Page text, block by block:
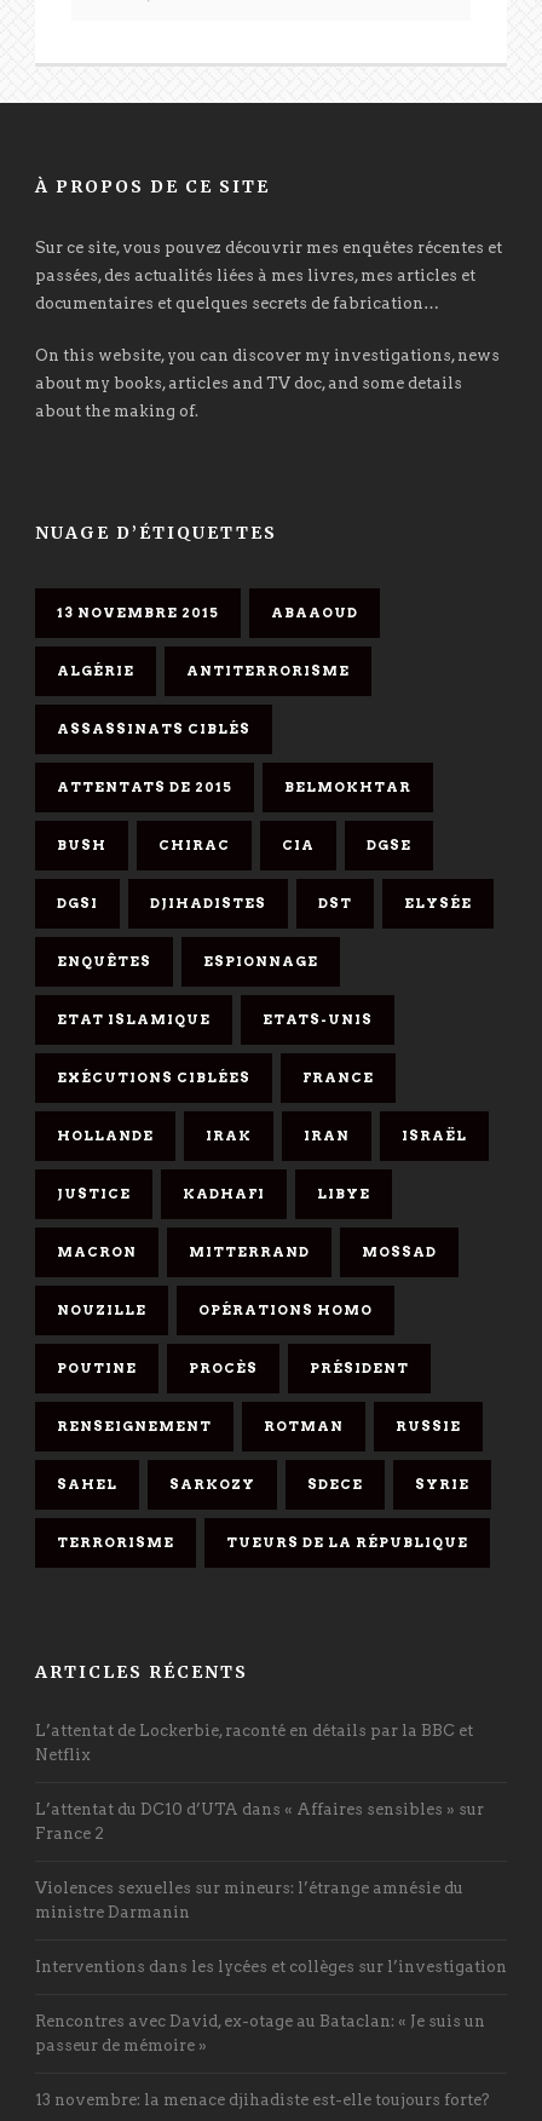
À PROPOS DE CE SITE
Sur ce site, vous pouvez découvrir mes enquêtes récentes et
passées, des actualités liées à mes livres, mes articles et
documentaires et quelques secrets de fabrication…
On this website, you can discover my investigations, news
about my books, articles and TV doc, and some details
about the making of.
NUAGE D’ÉTIQUETTES
13 NOVEMBRE 2015 ABAAOUD
ALGÉRIE ANTITERRORISME
ASSASSINATS CIBLÉS
ATTENTATS DE 2015 BELMOKHTAR
BUSH CHIRAC CIA DGSE
DGSI DJIHADISTES DST ELYSÉE
ENQUÊTES ESPIONNAGE
ETAT ISLAMIQUE ETATS-UNIS
EXÉCUTIONS CIBLÉES FRANCE
HOLLANDE IRAK IRAN ISRAËL
JUSTICE KADHAFI LIBYE
MACRON MITTERRAND MOSSAD
NOUZILLE OPÉRATIONS HOMO
POUTINE PROCÈS PRÉSIDENT
RENSEIGNEMENT ROTMAN RUSSIE
SAHEL SARKOZY SDECE SYRIE
TERRORISME TUEURS DE LA RÉPUBLIQUE
ARTICLES RÉCENTS
L’attentat de Lockerbie, raconté en détails par la BBC et
Netflix
L’attentat du DC10 d’UTA dans « Affaires sensibles » sur
France 2
Violences sexuelles sur mineurs: l’étrange amnésie du
ministre Darmanin
Interventions dans les lycées et collèges sur l’investigation
Rencontres avec David, ex-otage au Bataclan: « Je suis un
passeur de mémoire »
13 novembre: la menace djihadiste est-elle toujours forte?